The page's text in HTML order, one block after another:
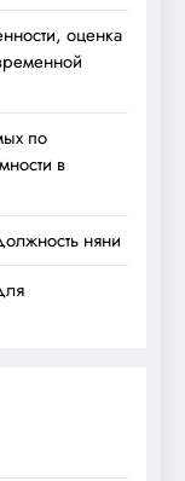
оценка
по
в
няни